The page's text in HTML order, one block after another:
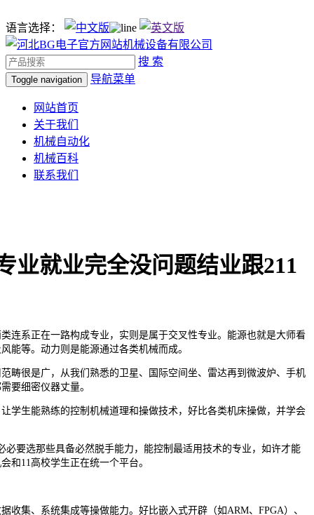
语言选择：
搜 索
Toggle navigation 导航菜单
网站首页
关于我们
机械自动化
机械百科
联系我们
业就业完全没问题结业跟211
系正在一路构成专业，实则是属于交叉性专业。能源也就是大师看
能等。动力则是能源通过各类机械而成。
很是广，从我们熟悉的卫星、国际空间坐、雷达再到微波炉、手机
要细密仪器丈量。
生能熟练的控制机械道理和操做技术，好比各类机床操做，并学会
选那些具备必然脱手能力，能控制最适用技术的专业，如许才能
和11高校学生正在统一个平台。
集、系统集成等操做能力。好比嵌入式开辟（如ARM、FPGA）、